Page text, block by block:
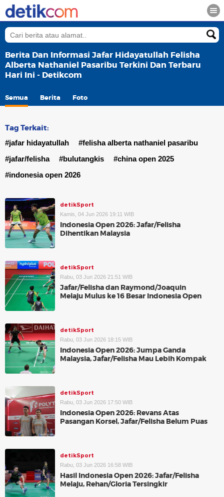
Berita Dan Informasi Jafar Hidayatullah Felisha
Alberta Nathaniel Pasaribu Terkini Dan Terbaru
Hari Ini - Detikcom
Semua Berita Foto
Tag Terkait:
#jafar hidayatullah
#felisha alberta nathaniel pasaribu
#jafar/felisha
#bulutangkis
#china open 2025
#indonesia open 2026
detikSport
Kamis, 04 Jun 2026 19:11 WIB
Indonesia Open 2026: Jafar/Felisha
Dihentikan Malaysia
detikSport
Rabu, 03 Jun 2026 21:51 WIB
Jafar/Felisha dan Raymond/Joaquin
Melaju Mulus ke 16 Besar Indonesia Open
detikSport
Rabu, 03 Jun 2026 18:15 WIB
Indonesia Open 2026: Jumpa Ganda
Malaysia, Jafar/Felisha Mau Lebih Kompak
detikSport
Rabu, 03 Jun 2026 17:50 WIB
Indonesia Open 2026: Revans Atas
Pasangan Korsel, Jafar/Felisha Belum Puas
detikSport
Rabu, 03 Jun 2026 16:58 WIB
Hasil Indonesia Open 2026: Jafar/Felisha
Melaju, Rehan/Gloria Tersingkir